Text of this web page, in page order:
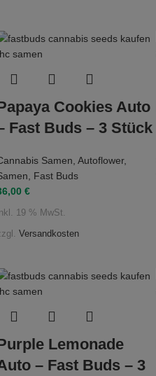
Cookies Auto
Fast Buds – 3 Stück
Samen Autoflower,
Fast Buds
€
19 % MwSt.
Versandkosten
Lemonade
– Fast Buds – 3